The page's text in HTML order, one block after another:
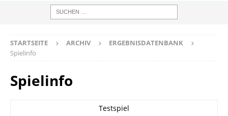
STARTSEITE ARCHIV
ERGEBNISDATENBANK
Spielinfo
Spielinfo
Testspiel